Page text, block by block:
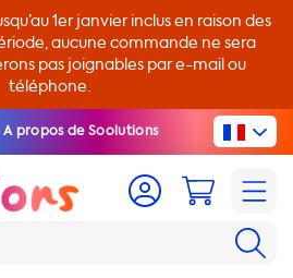
1er janvier inclus en raison des
aucune commande ne sera
pas joignables par e-mail ou
téléphone.
A propos de Soolutions